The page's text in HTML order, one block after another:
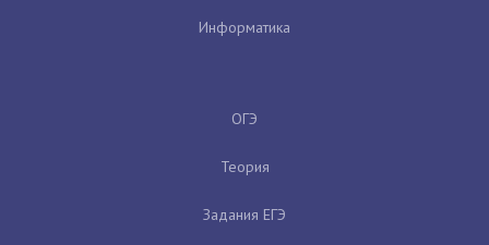
Информатика
ОГЭ
Теория
Задания ЕГЭ